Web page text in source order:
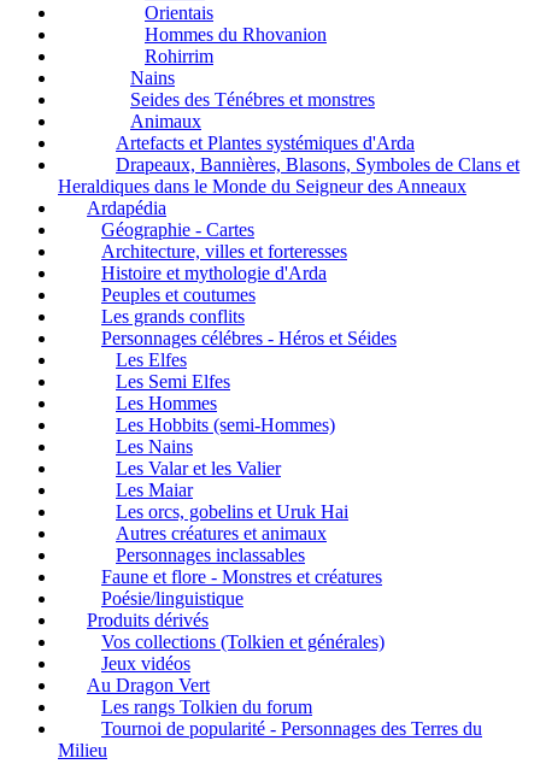
Orientais
Hommes du Rhovanion
Rohirrim
Nains
Seides des Ténébres et monstres
Animaux
Artefacts et Plantes systémiques d'Arda
Drapeaux, Bannières, Blasons, Symboles de Clans et
Heraldiques dans le Monde du Seigneur des Anneaux
Ardapédia
Géographie - Cartes
Architecture, villes et forteresses
Histoire et mythologie d'Arda
Peuples et coutumes
Les grands conflits
Personnages célébres - Héros et Séides
Les Elfes
Les Semi Elfes
Les Hommes
Les Hobbits (semi-Hommes)
Les Nains
Les Valar et les Valier
Les Maiar
Les orcs, gobelins et Uruk Hai
Autres créatures et animaux
Personnages inclassables
Faune et flore - Monstres et créatures
Poésie/linguistique
Produits dérivés
Vos collections (Tolkien et générales)
Jeux vidéos
Au Dragon Vert
Les rangs Tolkien du forum
Tournoi de popularité - Personnages des Terres du
Milieu